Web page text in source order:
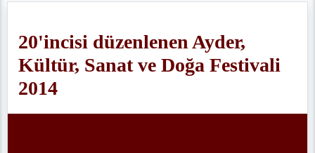
20'incisi düzenlenen Ayder,
Kültür, Sanat ve Doğa Festivali
2014